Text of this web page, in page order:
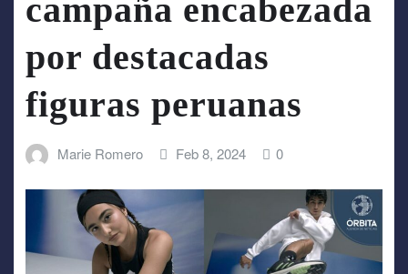
campaña encabezada
por destacadas
figuras peruanas
Marie Romero Feb 8, 2024 0